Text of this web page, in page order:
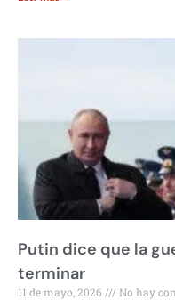
Putin dice que la
terminar
11 de mayo, 2026 No hay